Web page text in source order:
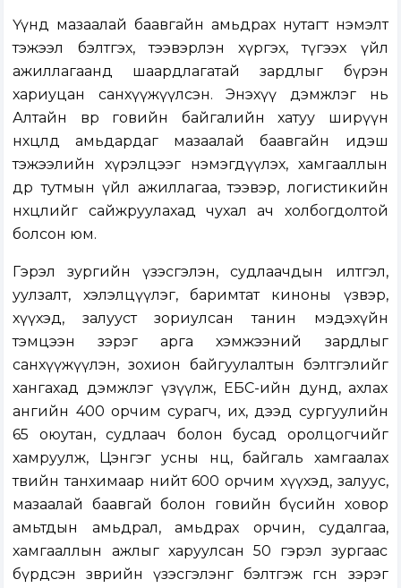
Үүнд мазаалай баавгайн амьдрах нутагт нэмэлт
тэжээл бэлтгэх, тээвэрлэн хүргэх, түгээх үйл
ажиллагаанд шаардлагатай зардлыг бүрэн
хариуцан санхүүжүүлсэн. Энэхүү дэмжлэг нь
Алтайн өвөр говийн байгалийн хатуу ширүүн
нөхцөлд амьдардаг мазаалай баавгайн идэш
тэжээлийн хүрэлцээг нэмэгдүүлэх, хамгааллын
өдөр тутмын үйл ажиллагаа, тээвэр, логистикийн
нөхцөлийг сайжруулахад чухал ач холбогдолтой
болсон юм.
Гэрэл зургийн үзэсгэлэн, судлаачдын илтгэл,
уулзалт, хэлэлцүүлэг, баримтат киноны үзвэр,
хүүхэд, залууст зориулсан танин мэдэхүйн
тэмцээн зэрэг арга хэмжээний зардлыг
санхүүжүүлэн, зохион байгуулалтын бэлтгэлийг
хангахад дэмжлэг үзүүлж, ЕБС-ийн дунд, ахлах
ангийн 400 орчим сурагч, их, дээд сургуулийн
65 оюутан, судлаач болон бусад оролцогчийг
хамруулж, Цэнгэг усны нөөц, байгаль хамгаалах
төвийн танхимаар нийт 600 орчим хүүхэд, залуус,
мазаалай баавгай болон говийн бүсийн ховор
амьтдын амьдрал, амьдрах орчин, судалгаа,
хамгааллын ажлыг харуулсан 50 гэрэл зургаас
бүрдсэн зөөврийн үзэсгэлэнг бэлтгэж өгсөн зэрэг